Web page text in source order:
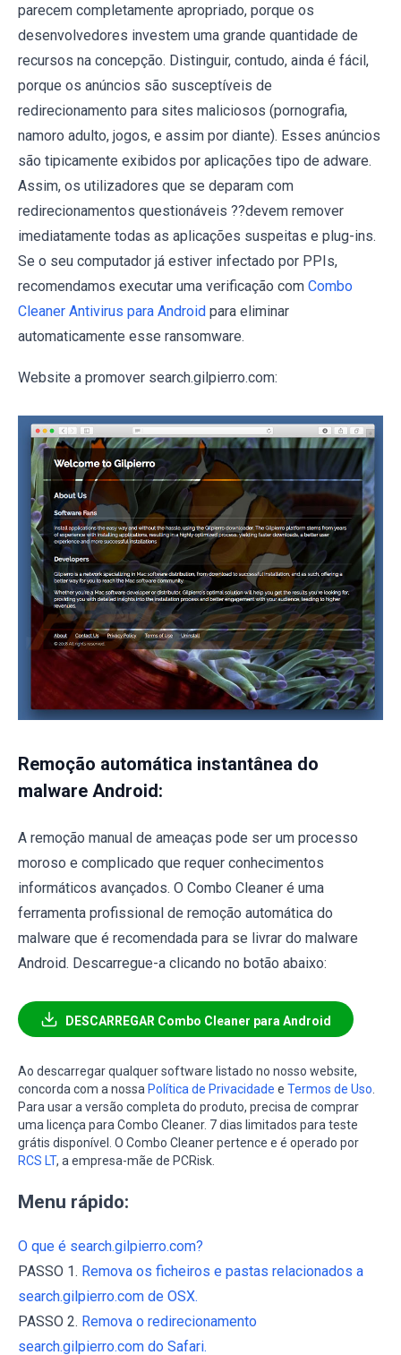
parecem completamente apropriado, porque os
desenvolvedores investem uma grande quantidade de
recursos na concepção. Distinguir, contudo, ainda é fácil,
porque os anúncios são susceptíveis de
redirecionamento para sites maliciosos (pornografia,
namoro adulto, jogos, e assim por diante). Esses anúncios
são tipicamente exibidos por aplicações tipo de adware.
Assim, os utilizadores que se deparam com
redirecionamentos questionáveis ??devem remover
imediatamente todas as aplicações suspeitas e plug-ins.
Se o seu computador já estiver infectado por PPIs,
recomendamos executar uma verificação com Combo
Cleaner Antivirus para Android para eliminar
automaticamente esse ransomware.
Website a promover search.gilpierro.com:
Remoção automática instantânea do
malware Android:
A remoção manual de ameaças pode ser um processo
moroso e complicado que requer conhecimentos
informáticos avançados. O Combo Cleaner é uma
ferramenta profissional de remoção automática do
malware que é recomendada para se livrar do malware
Android. Descarregue-a clicando no botão abaixo:
DESCARREGAR Combo Cleaner para Android
Ao descarregar qualquer software listado no nosso website,
concorda com a nossa Política de Privacidade e Termos de Uso
Para usar a versão completa do produto, precisa de comprar
uma licença para Combo Cleaner. 7 dias limitados para teste
grátis disponível. O Combo Cleaner pertence e é operado por
RCS LT, a empresa-mãe de PCRisk.
Menu rápido:
O que é search.gilpierro.com?
PASSO 1. Remova os ficheiros e pastas relacionados a
search.gilpierro.com de OSX.
PASSO 2. Remova o redirecionamento
search.gilpierro.com do Safari.